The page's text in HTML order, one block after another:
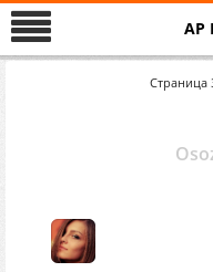
AP
Страница